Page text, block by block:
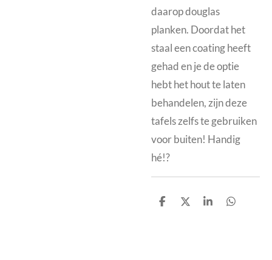
daarop douglas
planken. Doordat het
staal een coating heeft
gehad en je de optie
hebt het hout te laten
behandelen, zijn deze
tafels zelfs te gebruiken
voor buiten! Handig
hé!?
D
D
S
D